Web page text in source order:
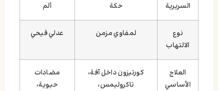
السريرية
حكة
ألم
نوع
الالتهاب
لمفاوي مزمن عدلي قيحي
العلاج
الأساسي
كورتيزون داخل آفة،
تاكروليمس،
مضادات
حيوية،